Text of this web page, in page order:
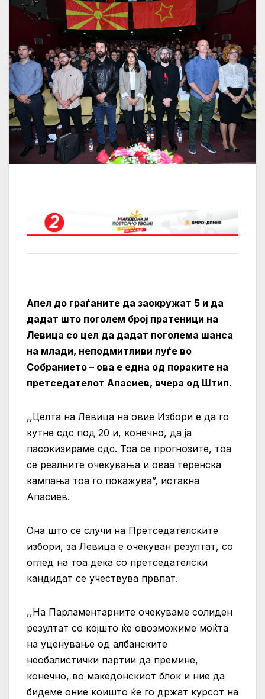
Апел до граѓаните да заокружат 5 и да
дадат што поголем број пратеници на
Левица со цел да дадат поголема шанса
на млади, неподмитливи луѓе во
Собранието – ова е една од пораките на
претседателот Апасиев, вчера од Штип.
,,Целта на Левица на овие Избори е да го
кутне сдс под 20 и, конечно, да ја
пасокизираме сдс. Тоа се прогнозите, тоа
се реалните очекувања и оваа теренска
кампања тоа го покажува”, истакна
Апасиев.
Она што се случи на Претседателските
избори, за Левица е очекуван резултат, со
оглед на тоа дека со претседателски
кандидат се учествува првпат.
,,На Парламентарните очекуваме солиден
резултат со којшто ќе овозможиме моќта
на уценување од албанските
необалистички партии да премине,
конечно, во македонскиот блок и ние да
бидеме оние коишто ќе го држат курсот на